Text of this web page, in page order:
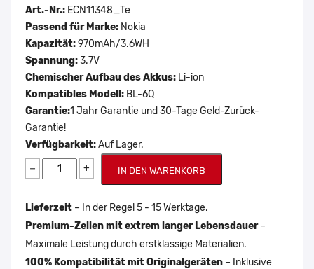
Art.-Nr.: ECN11348_Te
Passend für Marke: Nokia
Kapazität:970mAh/3.6WH
Spannung:3.7V
Chemischer Aufbau des Akkus: Li-ion
Kompatibles Modell: BL-6Q
Garantie:1 Jahr Garantie und 30-Tage Geld-Zurück-
Garantie!
Verfügbarkeit:Auf Lager.
− + IN DEN WARENKORB
Lieferzeit – In der Regel 5 - 15 Werktage.
Premium-Zellen mit extrem langer Lebensdauer–
Maximale Leistung durch erstklassige Materialien.
100% Kompatibilität mit Originalgeräten – Inklusive